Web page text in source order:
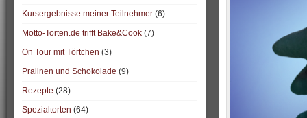
Kursergebnisse meiner Teilnehmer (6)
Motto-Torten.de trifft Bake&Cook (7)
On Tour mit Törtchen (3)
Pralinen und Schokolade (9)
Rezepte (28)
Spezialtorten (64)